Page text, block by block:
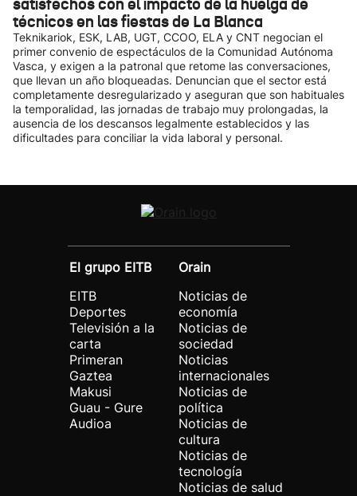
técnicos en las fiestas de La Blanca
Teknikariok, ESK, LAB, UGT, CCOO, ELA y CNT negocian el
primer convenio de espectáculos de la Comunidad Autónoma
Vasca, y exigen a la patronal que retome las conversaciones,
que llevan un año bloqueadas. Denuncian que el sector está
completamente desregularizado y aseguran que son habituales
la temporalidad, las jornadas de trabajo muy prolongadas, la
ausencia de los descansos legalmente establecidos y las
dificultades para conciliar la vida laboral y personal.
El grupo EITB
EITB
Deportes
Televisión a la
carta
Primeran
Gaztea
Makusi
Guau - Gure
Audioa
Orain
Noticias de
economía
Noticias de
sociedad
Noticias
internacionales
Noticias de
política
Noticias de
cultura
Noticias de
tecnología
Noticias de salud